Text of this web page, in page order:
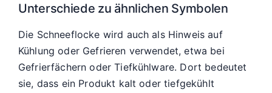
Unterschiede zu ähnlichen Symbolen
Die Schneeflocke wird auch als Hinweis auf
Kühlung oder Gefrieren verwendet, etwa bei
Gefrierfächern oder Tiefkühlware. Dort bedeutet
sie, dass ein Produkt kalt oder tiefgekühlt